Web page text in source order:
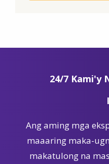
24/7 Kami'y
Ang aming mga
maaaring maka-
makatulong na